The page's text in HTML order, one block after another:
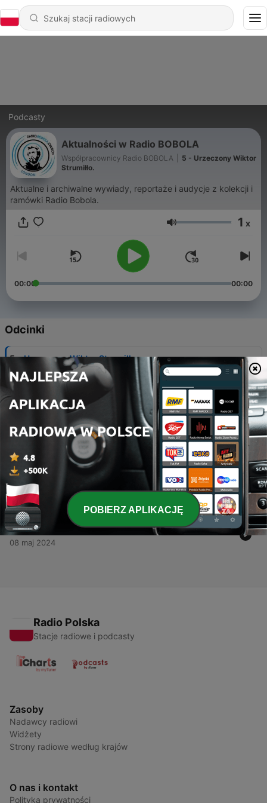
Podcasty
Aktualności w Radio BOBOLA
Współpracownicy Radio BOBOLA
5 - Urzeczony Wiktor
Strumiłło.
Aktualne i archiwalne wywiady, reportaże i audycje z kolekcji i
ramówki Radio Bobola.
Głośność 1 x
00:00 00:00
Odcinki
5 - Urzeczony Wiktor Strumiłło.
14 maj 2024
-
Wesoły Dzień Dziecka i Święto Rodziny w Laxton
Hall.
Polish Heritage Days: Blackburn czerwonych
maków.
11 maj 2024
2 - Helena Kmieć Służebnicą Bożą.
10 maj 2024
1 - Tajemnice małżeńskiej alkowy i inne też.
08 maj 2024
Radio Polska
Stacje radiowe i podcasty
Zasoby
Nadawcy radiowi
Widżety
Strony radiowe według krajów
O nas i kontakt
Polityka prywatności
POBIERZ APLIKACJĘ